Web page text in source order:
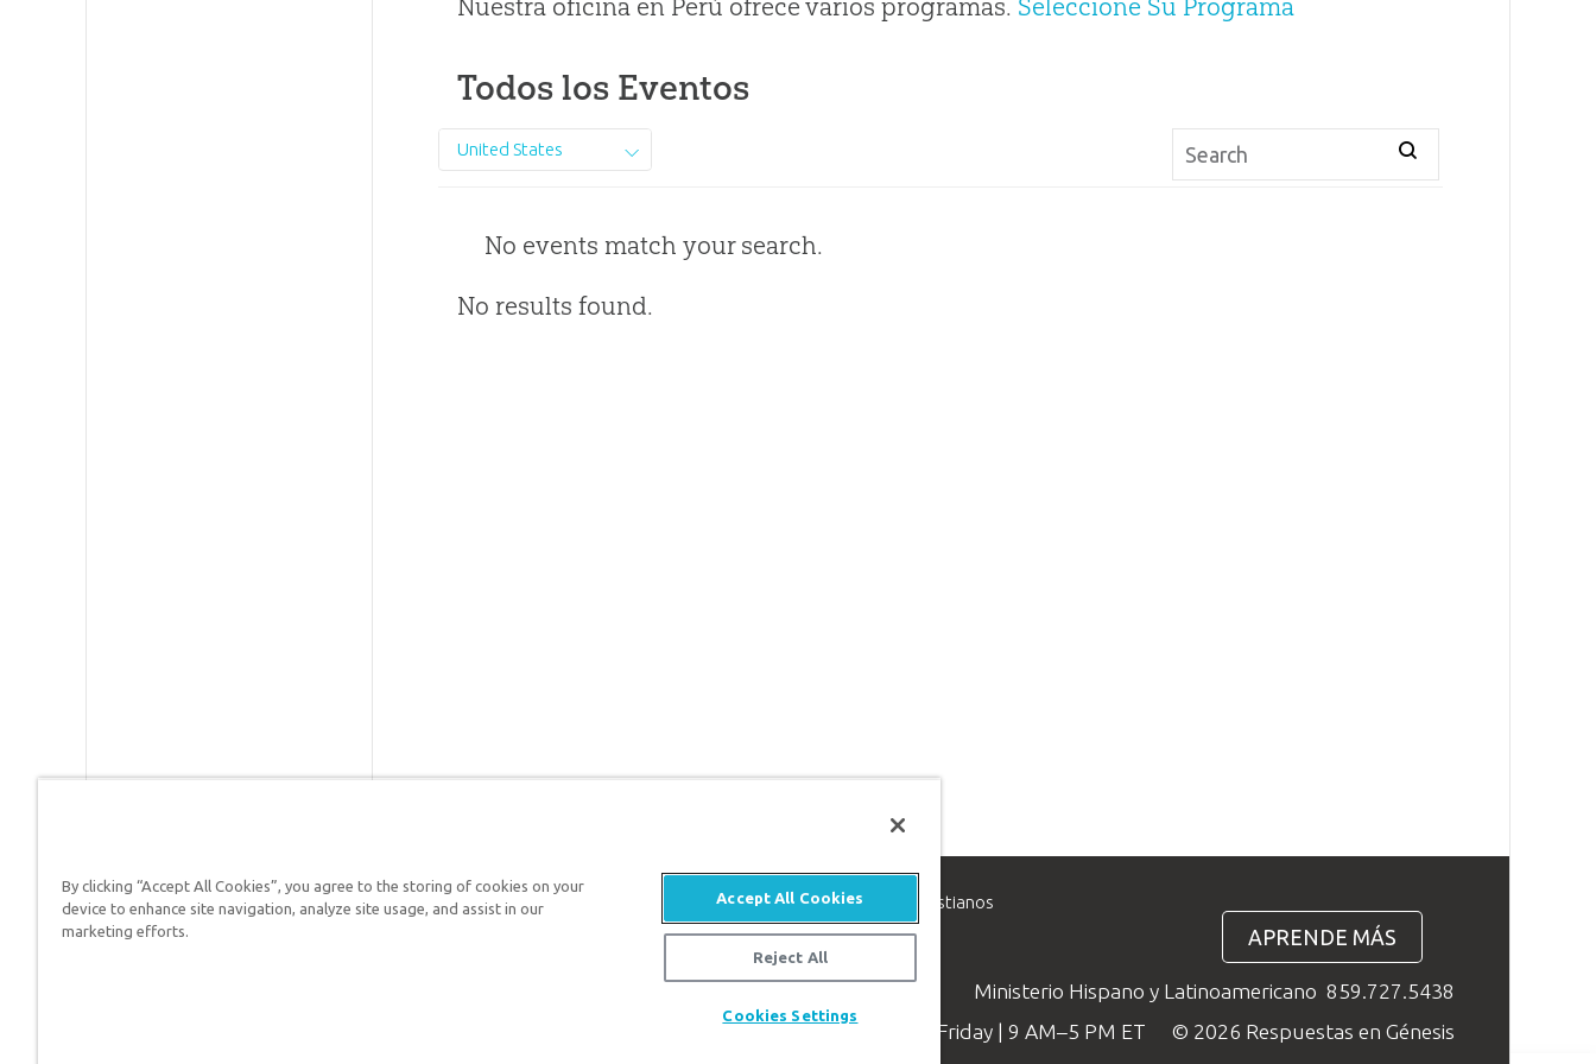
Nuestra oficina en Perú ofrece varios programas. Seleccione Su Programa
Todos los Eventos
United States
No events match your search.
No results found.
Respuestas en Génesis es un ministerio de apologética, dedicado a ayudar a los cristianos
defender su fe y proclamar el evangelio de Jesucristo.
APRENDE MÁS
Ministerio Hispano y Latinoamericano 859.727.5438
Available Monday–Friday | 9 AM–5 PM ET
© 2026 Respuestas en Génesis
By clicking “Accept All Cookies”, you agree to the storing of cookies on your
device to enhance site navigation, analyze site usage, and assist in our
marketing efforts.
Accept All Cookies
Reject All
Cookies Settings